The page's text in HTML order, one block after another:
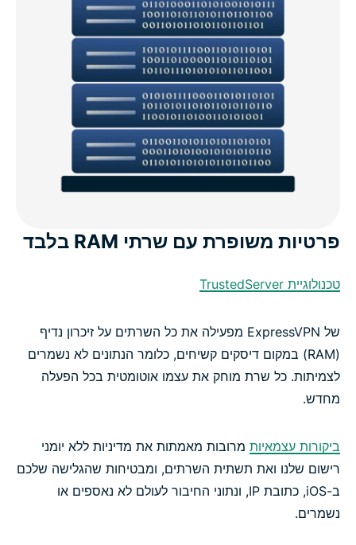
פרטיות משופרת עם שרתי RAM בלבד
טכנולוגיית TrustedServer
של ExpressVPN מפעילה את כל השרתים על זיכרון נדיף
(RAM) במקום דיסקים קשיחים, כלומר הנתונים לא נשמרים
לצמיתות. כל שרת מוחק את עצמו אוטומטית בכל הפעלה
מחדש.
ביקורות עצמאיות מרובות מאמתות את מדיניות ללא יומני
רישום שלנו ואת תשתית השרתים, ומבטיחות שהגלישה שלכם
ב-iOS, כתובת IP, ונתוני החיבור לעולם לא נאספים או
נשמרים.